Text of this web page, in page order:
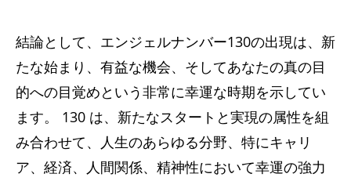
結論として、エンジェルナンバー130の出現は、新
たな始まり、有益な機会、そしてあなたの真の目
的への目覚めという非常に幸運な時期を示してい
ます。 130 は、新たなスタートと実現の属性を組
み合わせて、人生のあらゆる分野、特にキャリ
ア、経済、人間関係、精神性において幸運の強力